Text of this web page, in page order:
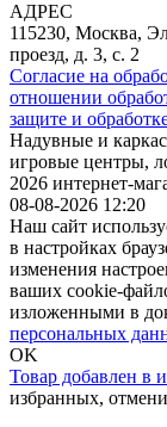
АДРЕС
115230, Москва,
проезд, д. 3, с. 2
Согласие на
отношении
защите и
Надувные и
игровые центры,
2026 интернет-
08-08-2026 12:20
Наш сайт
в настройках
изменения
ваших cookie-
изложенными в
персональных
OK
Товар добавлен в
избранных,